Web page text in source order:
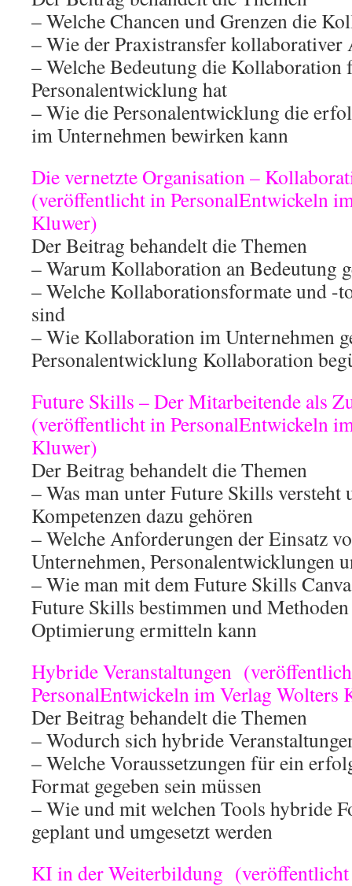
– Welche Chancen und Grenzen die
– Wie der Praxistransfer kollaborativer
– Welche Bedeutung die Kollaboration
Personalentwicklung hat
– Wie die Personalentwicklung die
im Unternehmen bewirken kann
Die vernetzte Organisation –
(veröffentlicht in PersonalEntwickeln
Kluwer)
Der Beitrag behandelt die Themen
– Warum Kollaboration an Bedeutung
– Welche Kollaborationsformate und -
sind
– Wie Kollaboration im Unternehmen
Personalentwicklung Kollaboration
Future Skills – Der Mitarbeitende als
(veröffentlicht in PersonalEntwickeln
Kluwer)
Der Beitrag behandelt die Themen
– Was man unter Future Skills versteht
Kompetenzen dazu gehören
– Welche Anforderungen der Einsatz
Unternehmen, Personalentwicklungen
– Wie man mit dem Future Skills
Future Skills bestimmen und
Optimierung ermitteln kann
Hybride Veranstaltungen
PersonalEntwickeln im Verlag Wolters
Der Beitrag behandelt die Themen
– Wodurch sich hybride
– Welche Voraussetzungen für ein
Format gegeben sein müssen
– Wie und mit welchen Tools hybride
geplant und umgesetzt werden
KI in der Weiterbildung (veröffentlicht